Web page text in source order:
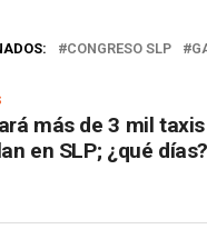
CONGRESO SLP
más de 3 mil taxis
en SLP; ¿qué días?